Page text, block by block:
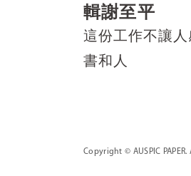
輯謝至平
這份工作不讓
書和人
Copyright © AUSPIC